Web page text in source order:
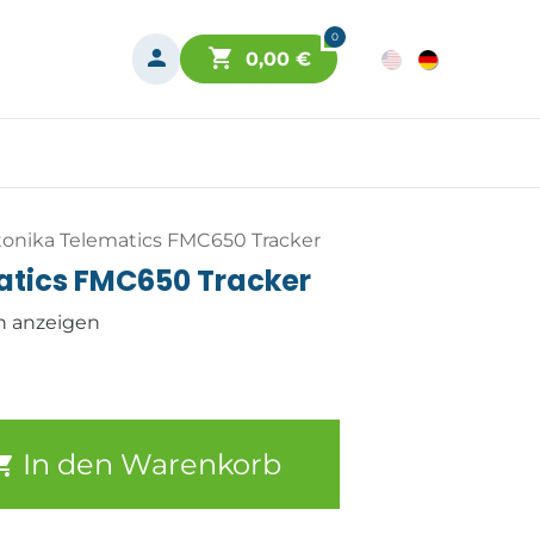
0
0,00€
Telematics FMC650 Tracker
FMC650 Tracker
anzeigen
In den Warenkorb